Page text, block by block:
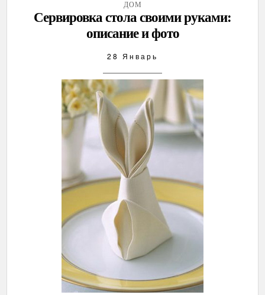
ДОМ
Сервировка стола своими руками:
описание и фото
28 Январь